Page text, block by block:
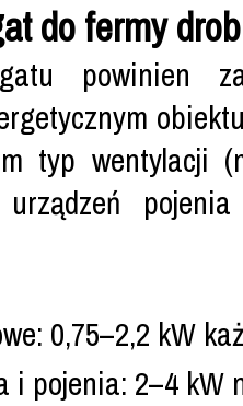
do fermy
powinien
typ wentylacji
urządzeń
0,75–2,2 kW
i pojenia: 2–4 kW